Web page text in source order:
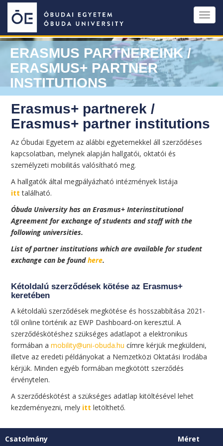
Ugrás
ERASMUS PARTNEREINK /
ERASMUS+ PARTNER
INSTITUTIONS
Erasmus+ partnerek /
Erasmus+ partner institutions
Az Óbudai Egyetem az alábbi egyetemekkel áll szerződéses
kapcsolatban, melynek alapján hallgatói, oktatói és
személyzeti mobilitás valósítható meg.
A hallgatók által megpályázható intézmények listája
itt található.
Óbuda University has an Erasmus+ Interinstitutional
Agreement for exchange of students and staff with the
following universities.
List of partner institutions which are available for student
exchange can be foundhere.
Kétoldalú szerződések kötése az Erasmus+
keretében
A kétoldalú szerződések megkötése és hosszabbítása 2021-
től online történik az EWP Dashboard-on keresztül. A
szerződéskötéshez szükséges adatlapot a elektronikus
formában amobility@uni-obuda.hu címre kérjük megküldeni,
illetve az eredeti példányokat a Nemzetközi Oktatási Irodába
kérjük. Minden egyéb formában megkötött szerződés
érvénytelen.
A szerződéskötést a szükséges adatlap kitöltésével lehet
kezdeményezni, mely itt letölthető.
Csatolmány Méret